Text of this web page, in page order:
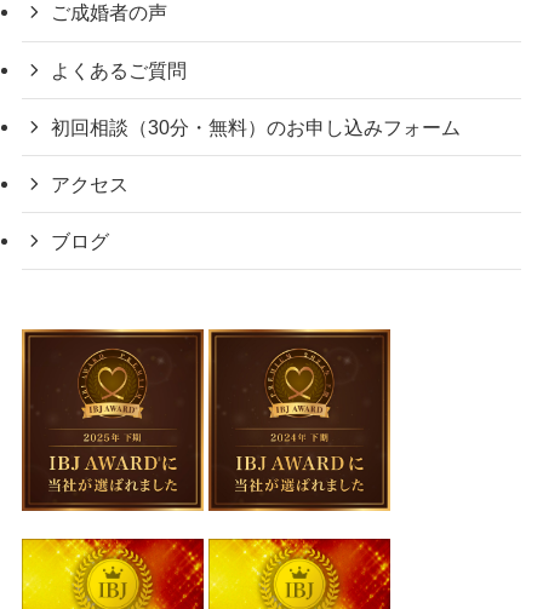
ご成婚者の声
よくあるご質問
初回相談（30分・無料）のお申し込みフォーム
アクセス
ブログ